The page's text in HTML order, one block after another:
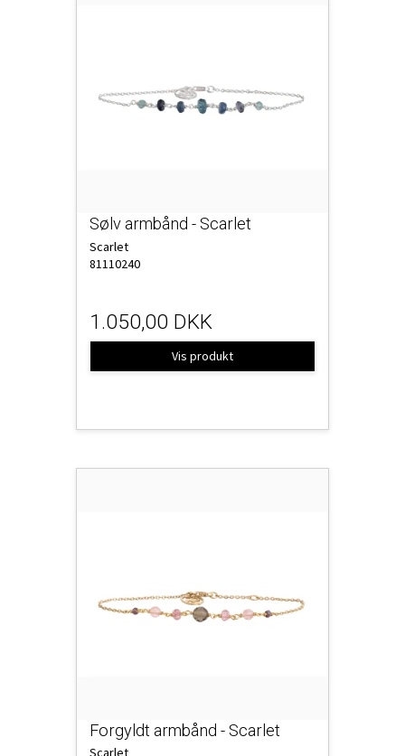
Sølv armbånd - Scarlet
Scarlet
81110240
1.050,00 DKK
Vis produkt
Forgyldt armbånd - Scarlet